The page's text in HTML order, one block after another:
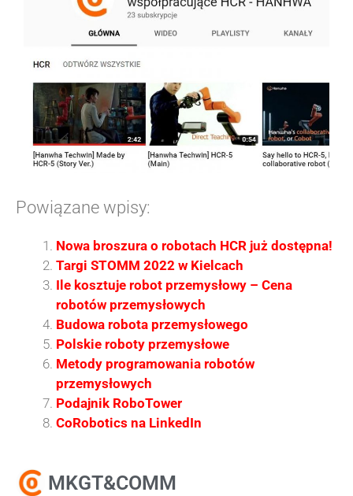
Powiązane wpisy:
Nowa broszura o robotach HCR już dostępna!
Targi STOMM 2022 w Kielcach
Ile kosztuje robot przemysłowy – Cena
robotów przemysłowych
Budowa robota przemysłowego
Polskie roboty przemysłowe
Metody programowania robotów
przemysłowych
Podajnik RoboTower
CoRobotics na LinkedIn
MKGT&COMM